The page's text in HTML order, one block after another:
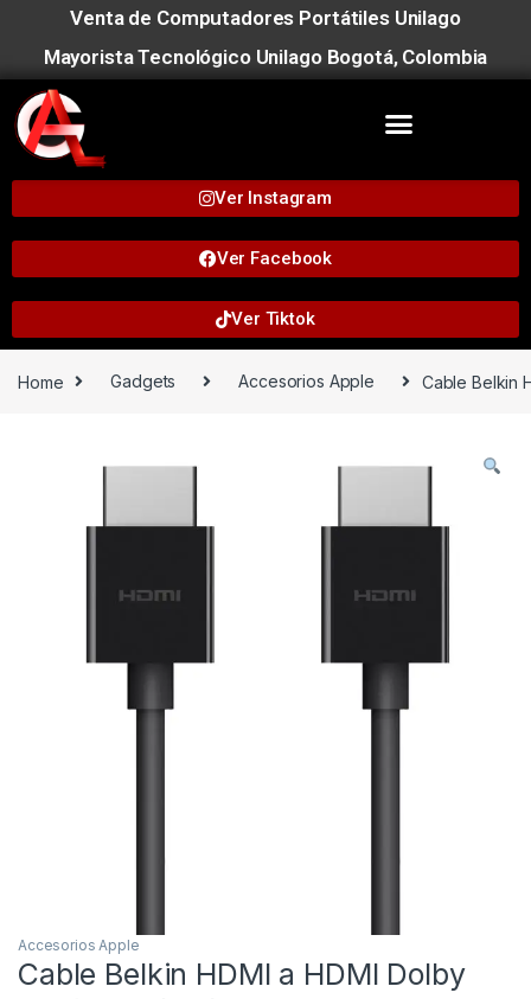
Venta de Computadores Portátiles Unilago
Mayorista Tecnológico Unilago Bogotá, Colombia
Ver Instagram
Ver Facebook
Ver Tiktok
Home Gadgets Accesorios Apple Cable Belkin
Accesorios Apple
Cable Belkin HDMI a HDMI Dolby